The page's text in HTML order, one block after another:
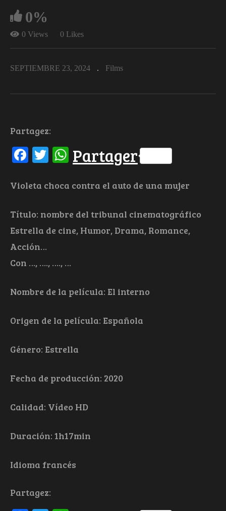
0%
0 Views 0 Likes
SEPTIEMBRE 23, 2024 Films
Partagez:
Facebook
Twitter
WhatsApp
Partager
Violeta choca contra el auto de una mujer
Título: nombre del tribunal cinematográfico
Estrella de cine, Humor, Drama, Romance,
Acción…
Con …, …., …., …
Nombre de la película: El interno
Origen de la película: Española
Género: Estrella
Fecha de producción: 2020
Calidad: Vídeo HD
Duración: 1h17min
Idioma francés
Partagez: